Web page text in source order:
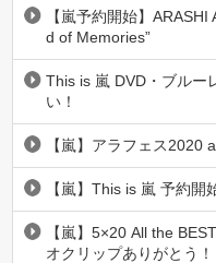
【嵐予約開始】
d of Memories”
This is 嵐 DVD・ブルー
い！
【嵐】アラフェス2020
【嵐】This is 嵐 予約開
【嵐】5×20 All the
オクリップありがとう！